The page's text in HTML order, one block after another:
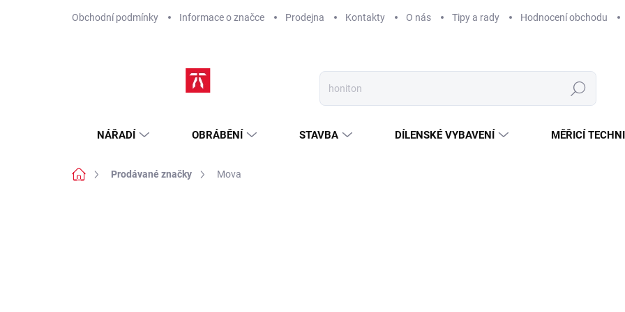
Obchodní podmínky Informace o značce Prodejna Kontakty O nás Tipy a rady Hodnocení obchodu
Hledat
NÁŘADÍ OBRÁBĚNÍ STAVBA DÍLENSKÉ VYBAVENÍ MĚŘICÍ
Domů Prodávané značky Mova